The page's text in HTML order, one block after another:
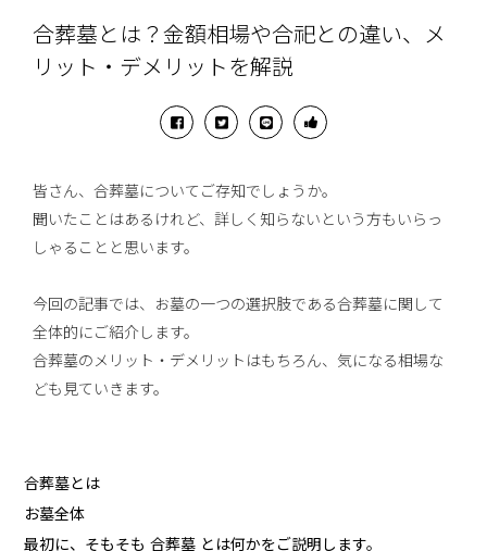
合葬墓とは？金額相場や合祀との違い、メ
リット・デメリットを解説
皆さん、合葬墓についてご存知でしょうか。
聞いたことはあるけれど、詳しく知らないという方もいらっ
しゃることと思います。
今回の記事では、お墓の一つの選択肢である合葬墓に関して
全体的にご紹介します。
合葬墓のメリット・デメリットはもちろん、気になる相場な
ども見ていきます。
合葬墓とは
お墓全体
最初に、そもそも 合葬墓 とは何かをご説明します。